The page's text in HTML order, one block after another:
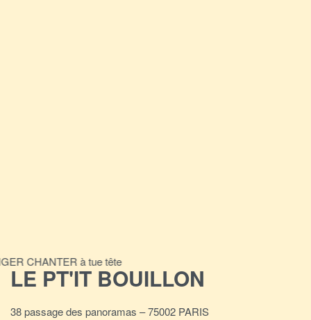
CHANTER à tue tête
LE PT'IT BOUILLON
38 passage des panoramas – 75002 PARIS